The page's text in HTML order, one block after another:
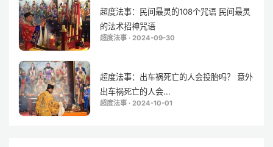
超度法事：民间最灵的108个咒语 民间最灵
的法术招神咒语
超度法事 · 2024-09-30
超度法事：出车祸死亡的人会投胎吗？ 意外
出车祸死亡的人会...
超度法事 · 2024-10-01